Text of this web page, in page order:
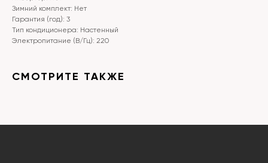
Зимний комплект: Нет
Гарантия (год): 3
Тип кондиционера: Настенный
Электропитание (В/Гц): 220
СМОТРИТЕ ТАКЖЕ